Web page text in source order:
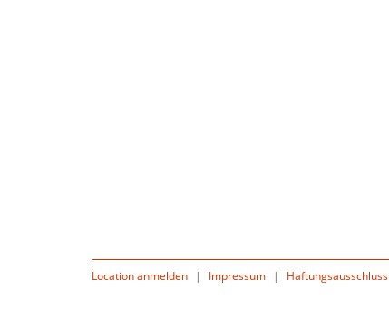
Location anmelden | Impressum | Haftungsausschluss